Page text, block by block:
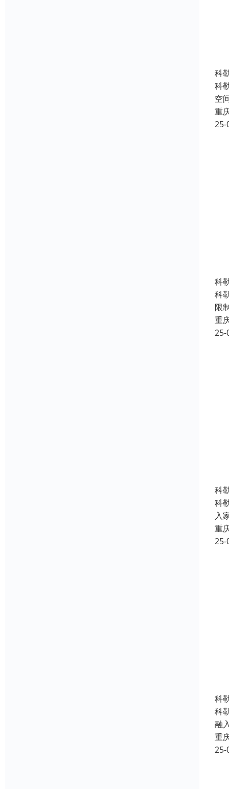
科
科
空
重
25-
科
科
限
重
25-
科
科
入
重
25-
科
科
融
重
25-